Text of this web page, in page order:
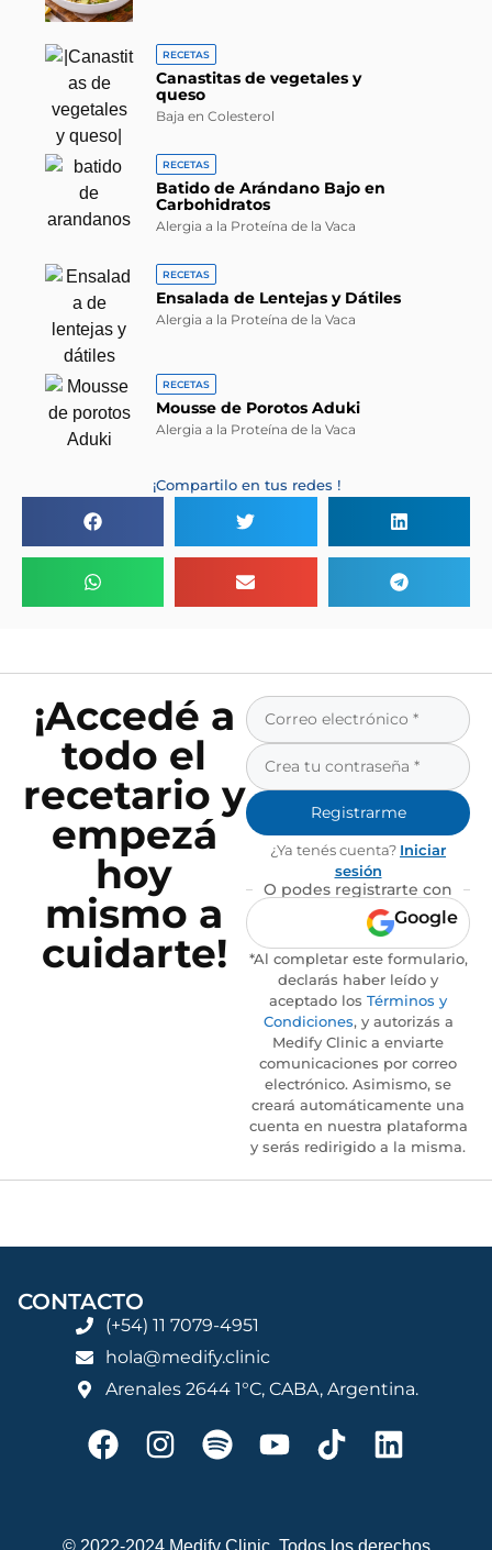
RECETAS
Canastitas de vegetales y
queso
Baja en Colesterol
RECETAS
Batido de Arándano Bajo en
Carbohidratos
Alergia a la Proteína de la Vaca
RECETAS
Ensalada de Lentejas y Dátiles
Alergia a la Proteína de la Vaca
RECETAS
Mousse de Porotos Aduki
Alergia a la Proteína de la Vaca
¡Compartilo en tus redes !
¡Accedé a
todo el
recetario y
empezá
hoy
mismo a
cuidarte!
Registrarme
¿Ya tenés cuenta? Iniciar
sesión
O podes registrarte con
Google
*Al completar este formulario,
declarás haber leído y
aceptado los Términos y
Condiciones, y autorizás a
Medify Clinic a enviarte
comunicaciones por correo
electrónico. Asimismo, se
creará automáticamente una
cuenta en nuestra plataforma
y serás redirigido a la misma.
CONTACTO
(+54) 11 7079-4951
hola@medify.clinic
Arenales 2644 1°C, CABA, Argentina.